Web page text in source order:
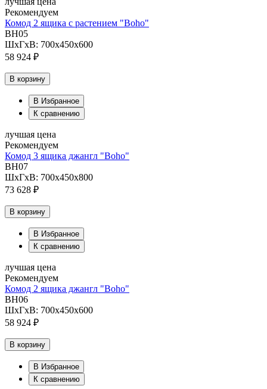
Рекомендуем
Комод 2 ящика с растением "Boho"
BH05
ШхГхВ: 700х450х600
58 924 ₽
В корзину
В Избранное
К сравнению
лучшая цена
Рекомендуем
Комод 3 ящика джангл "Boho"
BH07
ШхГхВ: 700х450х800
73 628 ₽
В корзину
В Избранное
К сравнению
лучшая цена
Рекомендуем
Комод 2 ящика джангл "Boho"
BH06
ШхГхВ: 700х450х600
58 924 ₽
В корзину
В Избранное
К сравнению